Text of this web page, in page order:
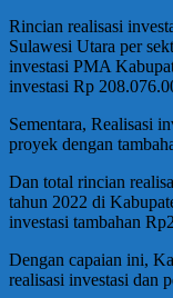
Rincian realisasi
Sulawesi Utara per
investasi PMA
investasi Rp
Sementara, Realisasi
proyek dengan
Dan total rincian
tahun 2022 di
investasi tambahan
Dengan capaian ini,
realisasi investasi dan